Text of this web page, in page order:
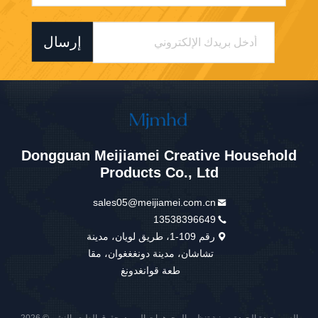
إرسال
Dongguan Meijiamei Creative Household
Products Co., Ltd
sales05@meijiamei.com.cn
13538396649
رقم 109-1، طريق لويان، مدينة
تشاشان، مدينة دونغغغوان، مقا
طعة قوانغدونغ